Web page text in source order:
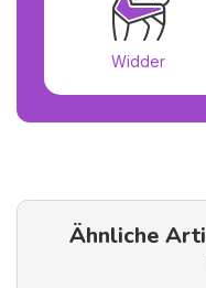
Widder
Ähnliche